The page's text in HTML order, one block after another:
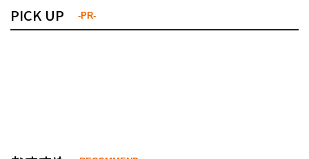
PICK UP -PR-